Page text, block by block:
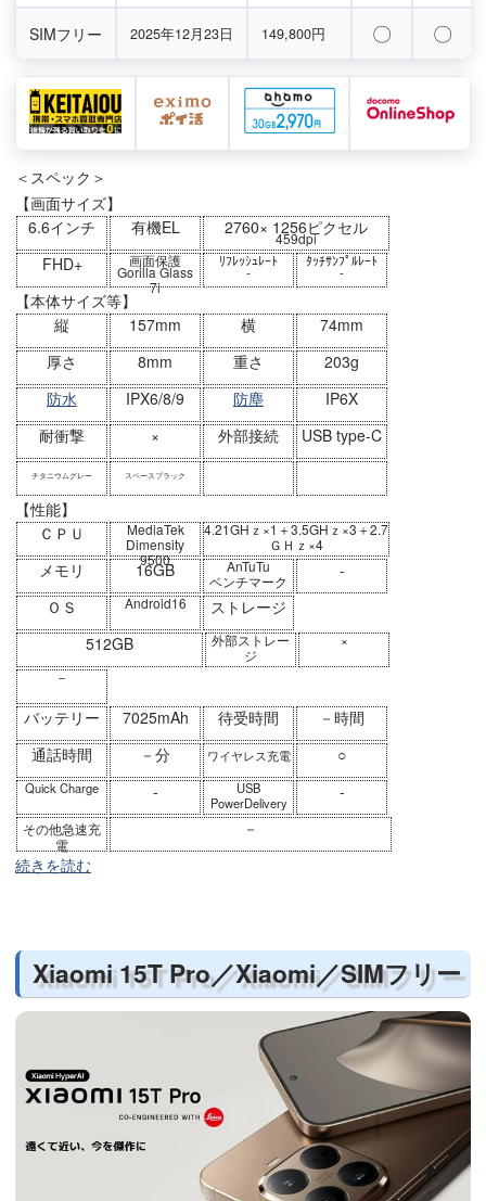
SIMフリー 2025年12月23日 149,800円 〇 〇
＜スペック＞
【画面サイズ】
6.6インチ
有機EL 2760× 1256ピクセル
459dpi
FHD+ 画面保護
Gorilla Glass
7i
ﾘﾌﾚｯｼｭﾚｰﾄ
-
ﾀｯﾁｻﾝﾌﾟﾙﾚｰﾄ
-
【本体サイズ等】
縦
157mm 横
74mm
厚さ
8mm 重さ
203g
防水
IPX6/8/9 防塵
IP6X
耐衝撃
× 外部接続 USB type-C
チタニウムグレー スペースブラック
【性能】
ＣＰＵ
MediaTek
Dimensity
9500
4.21GHｚ×1＋3.5GHｚ×3＋2.7
ＧＨｚ×4
メモリ 16GB
AnTuTu
ベンチマーク
-
ＯＳ
Android16
ストレージ
512GB
外部ストレー
ジ
×
－
バッテリー 7025mAh 待受時間
－時間
通話時間
－分 ワイヤレス充電 ○
Quick Charge -
USB
PowerDelivery
-
その他急速充
電
－
続きを読む
Xiaomi 15T Pro／Xiaomi／SIMフリー